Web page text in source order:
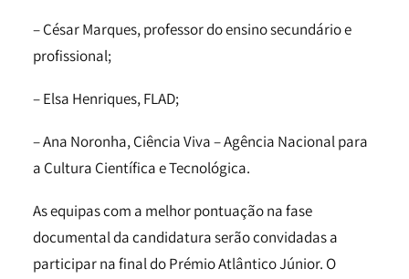
– César Marques, professor do ensino secundário e
profissional;
– Elsa Henriques, FLAD;
– Ana Noronha, Ciência Viva – Agência Nacional para
a Cultura Científica e Tecnológica.
As equipas com a melhor pontuação na fase
documental da candidatura serão convidadas a
participar na final do Prémio Atlântico Júnior. O